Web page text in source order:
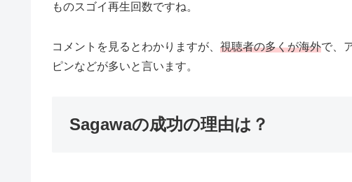
ものスゴイ再生回数ですね。
コメントを見るとわかりますが、 視聴者の多くが海外で、
ピンなどが多いと言います。
Sagawaの成功の理由は？